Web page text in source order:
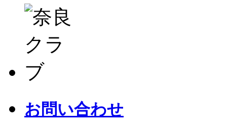
お問い合わせ